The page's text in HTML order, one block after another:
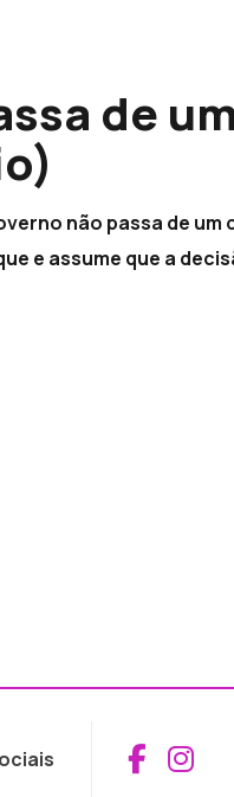
de um
não passa de um
e assume que a